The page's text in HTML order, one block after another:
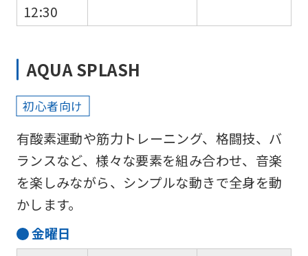
12:30
AQUA SPLASH
初心者向け
有酸素運動や筋力トレーニング、格闘技、バ
ランスなど、様々な要素を組み合わせ、音楽
を楽しみながら、シンプルな動きで全身を動
かします。
金曜日
to
return
to